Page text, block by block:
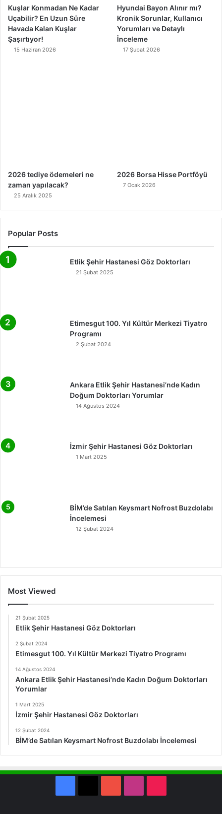
Kuşlar Konmadan Ne Kadar
Uçabilir? En Uzun Süre
Havada Kalan Kuşlar
Şaşırtıyor!
15 Haziran 2026
Hyundai Bayon Alınır mı?
Kronik Sorunlar, Kullanıcı
Yorumları ve Detaylı
İnceleme
17 Şubat 2026
2026 tediye ödemeleri ne
zaman yapılacak?
25 Aralık 2025
2026 Borsa Hisse Portföyü
7 Ocak 2026
Popular Posts
Etlik Şehir Hastanesi Göz Doktorları
21 Şubat 2025
Etimesgut 100. Yıl Kültür Merkezi Tiyatro
Programı
2 Şubat 2024
Ankara Etlik Şehir Hastanesi’nde Kadın
Doğum Doktorları Yorumlar
14 Ağustos 2024
İzmir Şehir Hastanesi Göz Doktorları
1 Mart 2025
BİM’de Satılan Keysmart Nofrost Buzdolabı
İncelemesi
12 Şubat 2024
Most Viewed
21 Şubat 2025
Etlik Şehir Hastanesi Göz Doktorları
2 Şubat 2024
Etimesgut 100. Yıl Kültür Merkezi Tiyatro Programı
14 Ağustos 2024
Ankara Etlik Şehir Hastanesi’nde Kadın Doğum Doktorları
Yorumlar
1 Mart 2025
İzmir Şehir Hastanesi Göz Doktorları
12 Şubat 2024
BİM’de Satılan Keysmart Nofrost Buzdolabı İncelemesi